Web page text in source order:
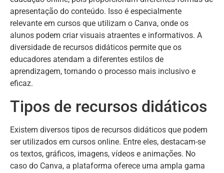
apresentação do conteúdo. Isso é especialmente
relevante em cursos que utilizam o Canva, onde os
alunos podem criar visuais atraentes e informativos. A
diversidade de recursos didáticos permite que os
educadores atendam a diferentes estilos de
aprendizagem, tornando o processo mais inclusivo e
eficaz.
Tipos de recursos didáticos
Existem diversos tipos de recursos didáticos que podem
ser utilizados em cursos online. Entre eles, destacam-se
os textos, gráficos, imagens, vídeos e animações. No
caso do Canva, a plataforma oferece uma ampla gama